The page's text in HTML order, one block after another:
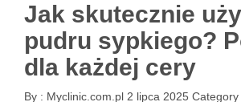
Jak skutecznie
pudru sypkiego?
dla każdej cery
By : Myclinic.com.pl 2 lipca 2025 Category